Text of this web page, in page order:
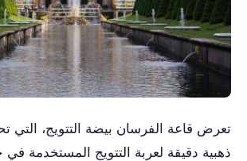
تعرض قاعة الفرسان بيضة التتويج،
ذهبية دقيقة لعربة التتويج المستخدمة